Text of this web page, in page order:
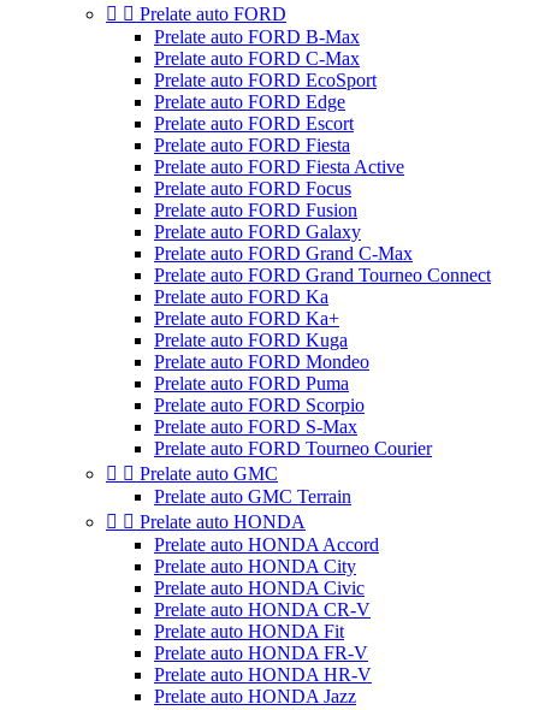
  Prelate auto FORD
Prelate auto FORD B-Max
Prelate auto FORD C-Max
Prelate auto FORD EcoSport
Prelate auto FORD Edge
Prelate auto FORD Escort
Prelate auto FORD Fiesta
Prelate auto FORD Fiesta Active
Prelate auto FORD Focus
Prelate auto FORD Fusion
Prelate auto FORD Galaxy
Prelate auto FORD Grand C-Max
Prelate auto FORD Grand Tourneo Connect
Prelate auto FORD Ka
Prelate auto FORD Ka+
Prelate auto FORD Kuga
Prelate auto FORD Mondeo
Prelate auto FORD Puma
Prelate auto FORD Scorpio
Prelate auto FORD S-Max
Prelate auto FORD Tourneo Courier
  Prelate auto GMC
Prelate auto GMC Terrain
  Prelate auto HONDA
Prelate auto HONDA Accord
Prelate auto HONDA City
Prelate auto HONDA Civic
Prelate auto HONDA CR-V
Prelate auto HONDA Fit
Prelate auto HONDA FR-V
Prelate auto HONDA HR-V
Prelate auto HONDA Jazz